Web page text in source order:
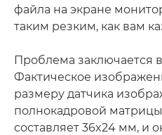
файла на экране
таким резким, как вам
Проблема заключается
Фактическое
размеру датчика
полнокадровой
составляет 36x24 мм, и